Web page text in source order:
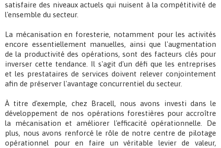
satisfaire des niveaux actuels qui nuisent à la compétitivité de
l'ensemble du secteur.
La mécanisation en foresterie, notamment pour les activités
encore essentiellement manuelles, ainsi que l'augmentation
de la productivité des opérations, sont des facteurs clés pour
inverser cette tendance. Il s'agit d'un défi que les entreprises
et les prestataires de services doivent relever conjointement
afin de préserver l'avantage concurrentiel du secteur.
À titre d'exemple, chez Bracell, nous avons investi dans le
développement de nos opérations forestières pour accroître
la mécanisation et améliorer l'efficacité opérationnelle. De
plus, nous avons renforcé le rôle de notre centre de pilotage
opérationnel pour en faire un véritable levier de valeur,